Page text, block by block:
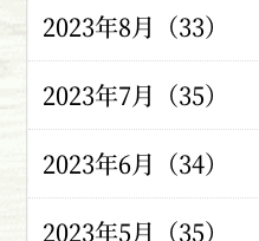
2023年8月（33）
2023年7月（35）
2023年6月（34）
2023年5月（35）